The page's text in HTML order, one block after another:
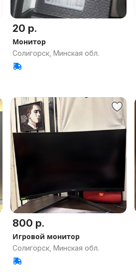
20 р.
Монитор
Солигорск, Минская обл.
800 р.
Игровой монитор
Солигорск, Минская обл.